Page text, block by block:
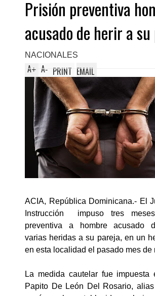
Prisión preventiva
acusado de herir a
NACIONALES
A+ A- PRINT EMAIL
ACIA, República Dominicana.- El
Instrucción impuso tres
preventiva a hombre acusado
varias heridas a su pareja, en un
en esta localidad el pasado mes de
La medida cautelar fue impuesta
Papito De León Del Rosario,